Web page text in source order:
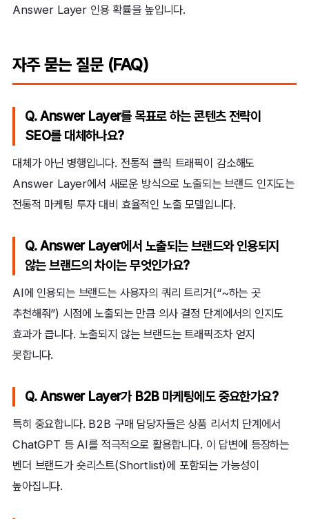
Answer Layer 인용 확률을 높입니다.
자주 묻는 질문 (FAQ)
Q. Answer Layer를 목표로 하는 콘텐츠 전략이
SEO를 대체하나요?
대체가 아닌 병행입니다. 전통적 클릭 트래픽이 감소해도
Answer Layer에서 새로운 방식으로 노출되는 브랜드 인지도는
전통적 마케팅 투자 대비 효율적인 노출 모델입니다.
Q. Answer Layer에서 노출되는 브랜드와 인용되지
않는 브랜드의 차이는 무엇인가요?
AI에 인용되는 브랜드는 사용자의 쿼리 트리거(“~하는 곳
추천해줘”) 시점에 노출되는 만큼 의사 결정 단계에서의 인지도
효과가 큽니다. 노출되지 않는 브랜드는 트래픽조차 얻지
못합니다.
Q. Answer Layer가 B2B 마케팅에도 중요한가요?
특히 중요합니다. B2B 구매 담당자들은 상품 리서치 단계에서
ChatGPT 등 AI를 적극적으로 활용합니다. 이 답변에 등장하는
벤더 브랜드가 숏리스트(Shortlist)에 포함되는 가능성이
높아집니다.